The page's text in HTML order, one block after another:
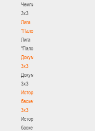
Чемпионат
3х3
Лига
"Палова"
Лига
"Палова"
Документы
3х3
Документы
3х3
История
баскетбола
3х3
История
баскетбола